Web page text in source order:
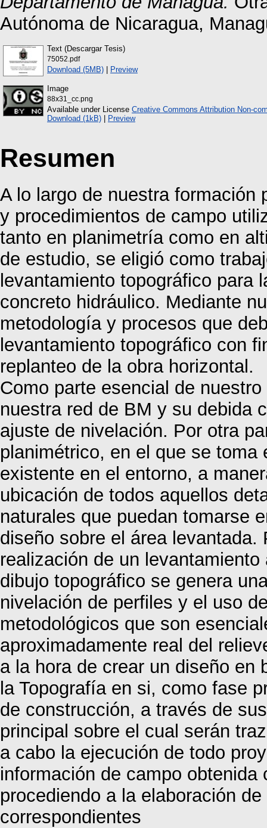
Autónoma de Nicaragua,
Text (Descargar Tesis)
75052.pdf
Download (5MB) | Preview
Image
88x31_cc.png
Available under License Creative Commons Attribution Non-
Download (1kB) | Preview
Resumen
A lo largo de nuestra formación
y procedimientos de campo
tanto en planimetría como en
de estudio, se eligió como
levantamiento topográfico para
concreto hidráulico. Mediante
metodología y procesos que
levantamiento topográfico con
replanteo de la obra horizontal.
Como parte esencial de
nuestra red de BM y su debida
ajuste de nivelación. Por otra
planimétrico, en el que se
existente en el entorno, a
ubicación de todos aquellos
naturales que puedan tomarse
diseño sobre el área
realización de un
dibujo topográfico se genera
nivelación de perfiles y el uso
metodológicos que son
aproximadamente real del
a la hora de crear un diseño en
la Topografía en si, como fase
de construcción, a través de
principal sobre el cual serán
a cabo la ejecución de todo
información de campo
procediendo a la elaboración
correspondientes